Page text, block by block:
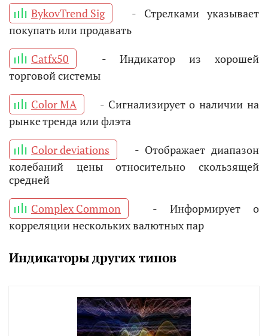
BykovTrend Sig
- Стрелками указывает
покупать или продавать
Catfx50
- Индикатор из хорошей
торговой системы
Color MA
- Сигнализирует о наличии на
рынке тренда или флэта
Color deviations
- Отображает диапазон
колебаний цены относительно скользящей
средней
Complex Common
- Информирует о
корреляции нескольких валютных пар
Индикаторы других типов